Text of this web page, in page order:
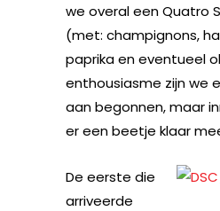
we overal een Quatro
(met: champignons,
paprika en eventueel
enthousiasme zijn we
aan begonnen, maar
er een beetje klaar
De eerste die
arriveerde